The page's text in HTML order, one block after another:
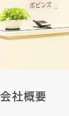
会社概要